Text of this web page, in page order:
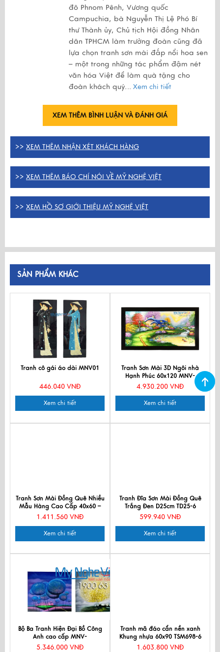
đô Phnom Pênh, Vương quốc
Campuchia, bà Nguyễn Thị Lệ Phó Bí
thư Thành ủy, Chủ tịch Hội đồng Nhân
dân TPHCM làm trưởng đoàn cũng đã
lựa chọn tranh sơn mài đắp nổi hoa sen
– một trong những tác phẩm đậm nét
văn hóa Việt để làm quà tặng cho
đoàn khách quý... Xem chi tiết
XEM THÊM BÌNH LUẬN VÀ ĐÁNH GIÁ
>> XEM THÊM NHẬN XÉT KHÁCH HÀNG
>> XEM THÊM BÁO CHÍ NÓI VỀ MỸ NGHỆ VIỆT
>> XEM HỒ SƠ GIỚI THIỆU MỸ NGHỆ VIỆT
SẢN PHẨM KHÁC
Tranh cô gái áo dài MNV01
446.040 VNĐ
Xem chi tiết
Tranh Sơn Mài 3D Ngôi nhà
Hạnh Phúc 60x120 MNV-
SMH3D7131
4.930.200 VNĐ
Xem chi tiết
Tranh Sơn Mài Đồng Quê Nhiều
Mẫu Hàng Cao Cấp 40x60 –
MNV-TSM46_08
1.411.560 VNĐ
Xem chi tiết
Tranh Đĩa Sơn Mài Đồng Quê
Trắng Đen D25cm TD25-6
599.940 VNĐ
Xem chi tiết
Bộ Ba Tranh Hiện Đại Bồ Công
Anh cao cấp MNV-
SMH04/6060
5.346.000 VNĐ
Tranh mã đáo cẩn nền xanh
Khung nhựa 60x90 TSM698-6
1.603.800 VNĐ